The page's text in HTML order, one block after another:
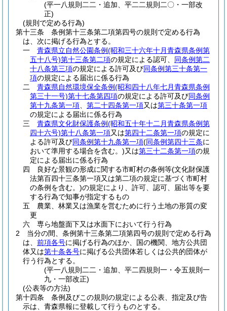
(平一八規則二二・追加、平二二規則二〇・一部改
正)
(規則で定める行為)
第十三条
条例第十三条第二項第四号の規則で定める行為
は、次に掲げる行為とする。
一
青森県立自然公園条例(昭和三十六年十月青森県条例第
五十八号)第十三条第二項の規定による認可、 同条例第二
十八条第三項の規定による許可及び同条例第三十条第一
項の規定による届出に係る行為
二
青森県自然環境保全条例(昭和四十八年七月青森県条例
第三十一号)第十七条第四項の規定による許可及び同条例
第十九条第一項
第二十四条第一項又は第三十条第一項
の規定による届出に係る行為
三
青森県文化財保護条例(昭和五十年十二月青森県条例第
四十六号)第十八条第一項又は第四十二条第一項の規定に
よる許可及び同条例第十九条第一項(同条例第四十三条に
おいて準用する場合を含む。)又は第三十二条第一項の規
定による届出に係る行為
四
良好な景観の形成に関する市町村の条例等(文化財保護
法第百四十三条第一項又は第二項の規定に基づく市町村
の条例を含む。)の規定により、許可、認可、届出等を要
する行為で知事が指定するもの
五
農業、林業又は漁業を営むために行う土地の形質の変
更
六
専ら地盤面下又は水面下において行う行為
2
当分の間、条例第十三条第二項第四号の規則で定める行為
は、 前項各号に掲げる行為のほか、国の機関、地方公共団
体又は第十条各号に掲げる公共団体若しくは公共的団体が
行う行為とする。
(平一八規則二二・追加、平二四規則一・令五規則一
九・一部改正)
(公表等の方法)
第十四条
条例及びこの規則の規定による公表、指定及び告
示は、青森県報に登載して行うものとする。